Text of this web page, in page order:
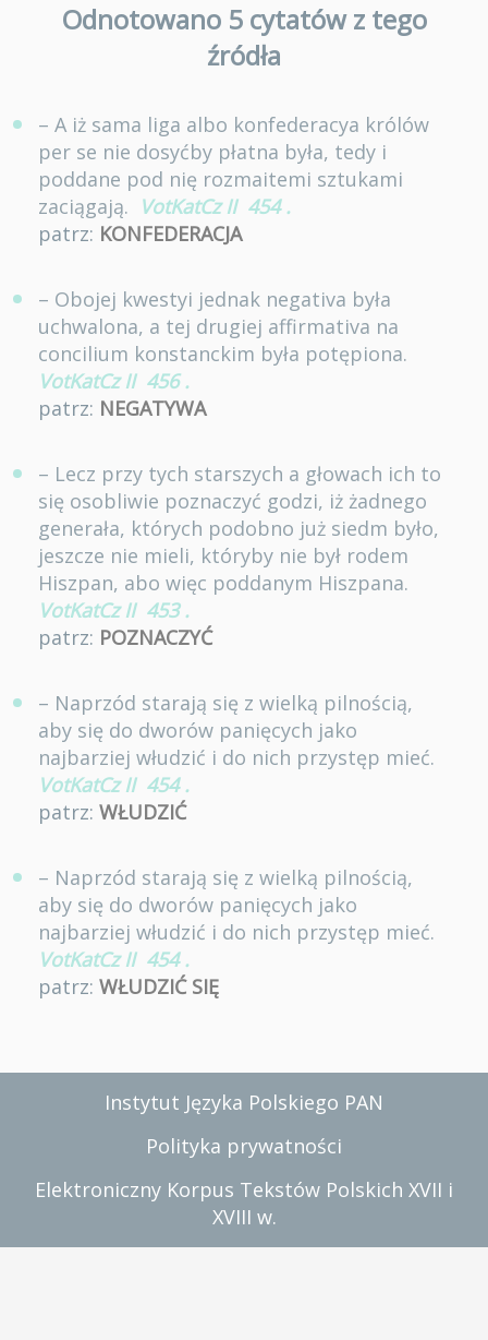
Odnotowano 5 cytatów z tego
źródła
– A iż sama liga albo konfederacya królów
per se nie dosyćby płatna była, tedy i
poddane pod nię rozmaitemi sztukami
zaciągają. VotKatCz II 454 .
patrz: KONFEDERACJA
– Obojej kwestyi jednak negativa była
uchwalona, a tej drugiej affirmativa na
concilium konstanckim była potępiona.
VotKatCz II 456 .
patrz: NEGATYWA
– Lecz przy tych starszych a głowach ich to
się osobliwie poznaczyć godzi, iż żadnego
generała, których podobno już siedm było,
jeszcze nie mieli, któryby nie był rodem
Hiszpan, abo więc poddanym Hiszpana.
VotKatCz II 453 .
patrz: POZNACZYĆ
– Naprzód starają się z wielką pilnością,
aby się do dworów panięcych jako
najbarziej włudzić i do nich przystęp mieć.
VotKatCz II 454 .
patrz: WŁUDZIĆ
– Naprzód starają się z wielką pilnością,
aby się do dworów panięcych jako
najbarziej włudzić i do nich przystęp mieć.
VotKatCz II 454 .
patrz: WŁUDZIĆ SIĘ
Instytut Języka Polskiego PAN
Polityka prywatności
Elektroniczny Korpus Tekstów Polskich XVII i
XVIII w.